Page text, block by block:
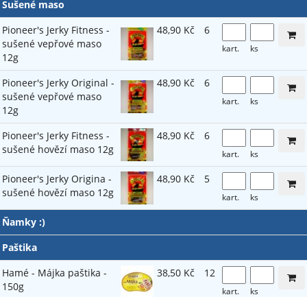
Sušené maso
Pioneer's Jerky Fitness -
sušené vepřové maso
12g
48,90 Kč 6
kart. ks
Pioneer's Jerky Original -
sušené vepřové maso
12g
48,90 Kč 6
kart. ks
Pioneer's Jerky Fitness -
sušené hovězí maso 12g
48,90 Kč 6
kart. ks
Pioneer's Jerky Origina -
sušené hovězí maso 12g
48,90 Kč 5
kart. ks
Ňamky :)
Paštika
Hamé - Májka paštika -
150g
38,50 Kč 12
kart. ks